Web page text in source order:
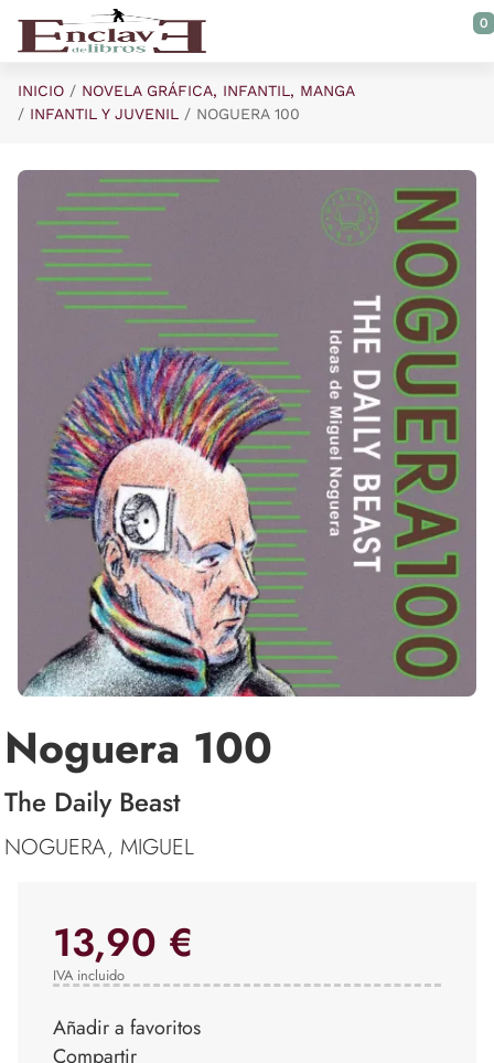
Saltar al contenido principal
0
INICIO
NOVELA GRÁFICA, INFANTIL, MANGA
INFANTIL Y JUVENIL
NOGUERA 100
Noguera 100
The Daily Beast
NOGUERA, MIGUEL
13,90 €
IVA incluido
Añadir a favoritos
Compartir